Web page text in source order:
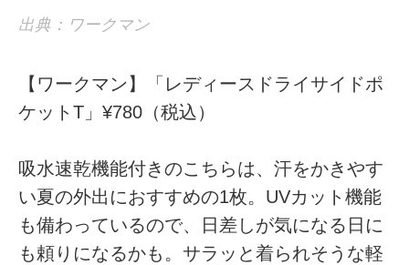
出典：ワークマン
【ワークマン】「レディースドライサイドポ
ケットT」¥780（税込）
吸水速乾機能付きのこちらは、汗をかきやす
い夏の外出におすすめの1枚。UVカット機能
も備わっているので、日差しが気になる日に
も頼りになるかも。サラッと着られそうな軽